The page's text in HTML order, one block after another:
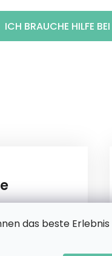
das beste Erlebnis
ICH BRAUCHE HILFE